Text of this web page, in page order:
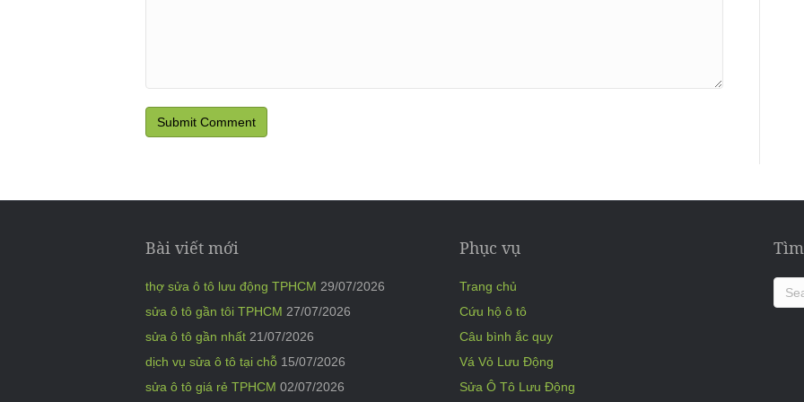
Bài viết mới
thợ sửa ô tô lưu động TPHCM 29/07/2026
sửa ô tô gần tôi TPHCM 27/07/2026
sửa ô tô gần nhất 21/07/2026
dịch vụ sửa ô tô tại chỗ 15/07/2026
sửa ô tô giá rẻ TPHCM 02/07/2026
Phục vụ
Trang chủ
Cứu hộ ô tô
Câu bình ắc quy
Vá Vỏ Lưu Động
Sửa Ô Tô Lưu Động